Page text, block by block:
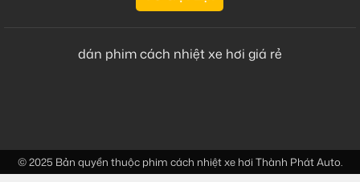
dán phim cách nhiệt xe hơi giá rẻ
© 2025 Bản quyền thuộc phim cách nhiệt xe hơi Thành Phát Auto.